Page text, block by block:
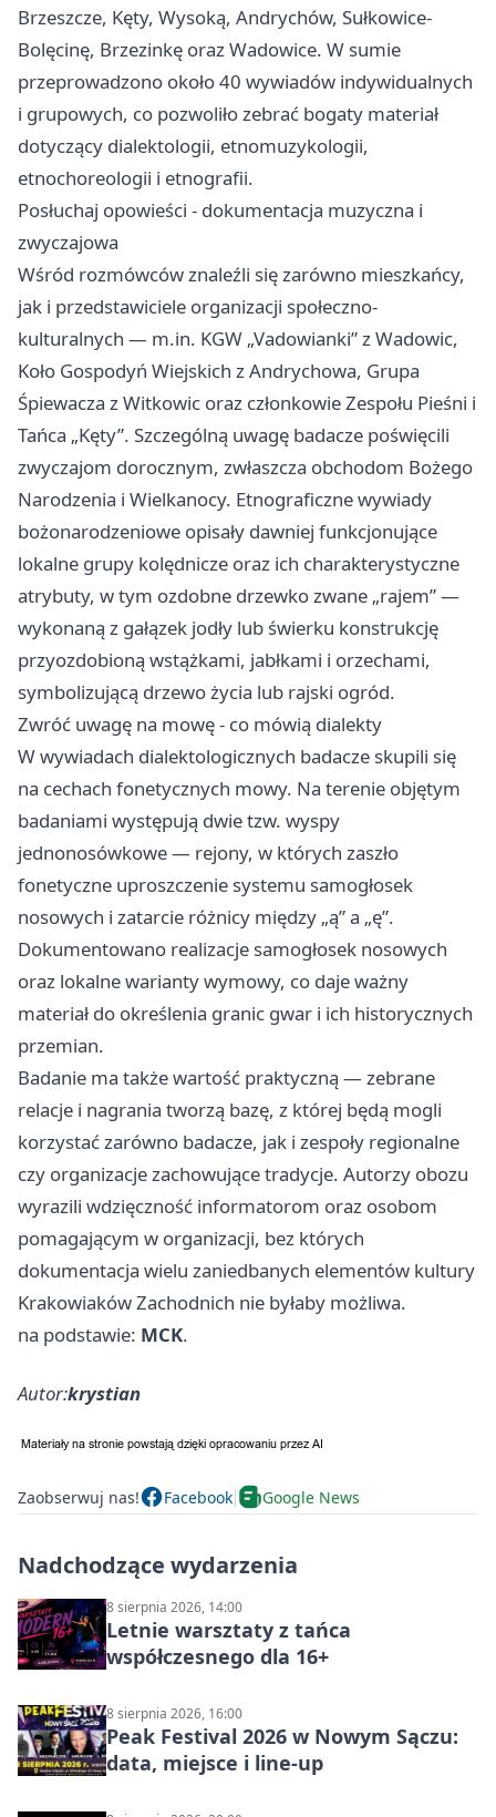
Brzeszcze, Kęty, Wysoką, Andrychów, Sułkowice-
Bolęcinę, Brzezinkę oraz Wadowice. W sumie
przeprowadzono około 40 wywiadów indywidualnych
i grupowych, co pozwoliło zebrać bogaty materiał
dotyczący dialektologii, etnomuzykologii,
etnochoreologii i etnografii.
Posłuchaj opowieści - dokumentacja muzyczna i
zwyczajowa
Wśród rozmówców znaleźli się zarówno mieszkańcy,
jak i przedstawiciele organizacji społeczno-
kulturalnych — m.in. KGW „Vadowianki” z Wadowic,
Koło Gospodyń Wiejskich z Andrychowa, Grupa
Śpiewacza z Witkowic oraz członkowie Zespołu Pieśni i
Tańca „Kęty”. Szczególną uwagę badacze poświęcili
zwyczajom dorocznym, zwłaszcza obchodom Bożego
Narodzenia i Wielkanocy. Etnograficzne wywiady
bożonarodzeniowe opisały dawniej funkcjonujące
lokalne grupy kolędnicze oraz ich charakterystyczne
atrybuty, w tym ozdobne drzewko zwane „rajem” —
wykonaną z gałązek jodły lub świerku konstrukcję
przyozdobioną wstążkami, jabłkami i orzechami,
symbolizującą drzewo życia lub rajski ogród.
Zwróć uwagę na mowę - co mówią dialekty
W wywiadach dialektologicznych badacze skupili się
na cechach fonetycznych mowy. Na terenie objętym
badaniami występują dwie tzw. wyspy
jednonosówkowe — rejony, w których zaszło
fonetyczne uproszczenie systemu samogłosek
nosowych i zatarcie różnicy między „ą” a „ę”.
Dokumentowano realizacje samogłosek nosowych
oraz lokalne warianty wymowy, co daje ważny
materiał do określenia granic gwar i ich historycznych
przemian.
Badanie ma także wartość praktyczną — zebrane
relacje i nagrania tworzą bazę, z której będą mogli
korzystać zarówno badacze, jak i zespoły regionalne
czy organizacje zachowujące tradycje. Autorzy obozu
wyrazili wdzięczność informatorom oraz osobom
pomagającym w organizacji, bez których
dokumentacja wielu zaniedbanych elementów kultury
Krakowiaków Zachodnich nie byłaby możliwa.
na podstawie: MCK.
Autor:krystian
Zaobserwuj nas! Facebook Google News
Nadchodzące wydarzenia
8 sierpnia 2026, 14:00
Letnie warsztaty z tańca
współczesnego dla 16+
8 sierpnia 2026, 16:00
Peak Festival 2026 w Nowym Sączu:
data, miejsce i line-up